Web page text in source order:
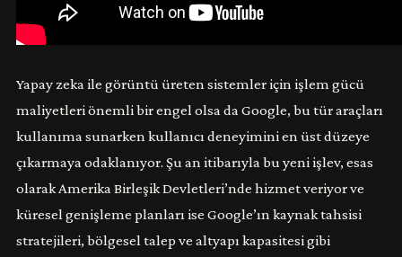
Yapay zeka ile görüntü üreten sistemler için işlem gücü
maliyetleri önemli bir engel olsa da Google, bu tür araçları
kullanıma sunarken kullanıcı deneyimini en üst düzeye
çıkarmaya odaklanıyor. Şu an itibarıyla bu yeni işlev, esas
olarak Amerika Birleşik Devletleri’nde hizmet veriyor ve
küresel genişleme planları ise Google’ın kaynak tahsisi
stratejileri, bölgesel talep ve altyapı kapasitesi gibi